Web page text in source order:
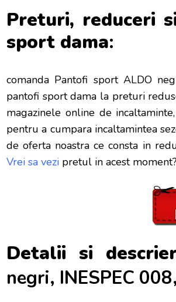
Preturi, reduceri
sport dama:
comanda Pantofi sport ALDO
pantofi sport dama la preturi
magazinele online de
pentru a cumpara incaltamintea
de oferta noastra ce consta in
Vrei sa vezi pretul in acest
Detalii si
negri, INESPEC